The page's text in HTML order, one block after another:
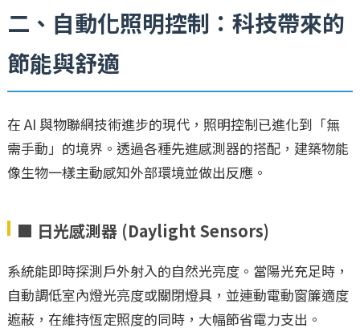
二、自動化照明控制：科技帶來的
節能與舒適
在 AI 與物聯網技術進步的現代，照明控制已進化到「無
需手動」的境界。透過各種先進感測器的搭配，建築物能
像生物一樣主動感知外部環境並做出反應。
■ 日光感測器 (Daylight Sensors)
系統能即時探測戶外射入的自然光亮度。當陽光充足時，
自動調低室內燈光亮度或關閉燈具，並連動電動窗簾適度
遮蔽，在維持恆定照度的同時，大幅節省電力支出。